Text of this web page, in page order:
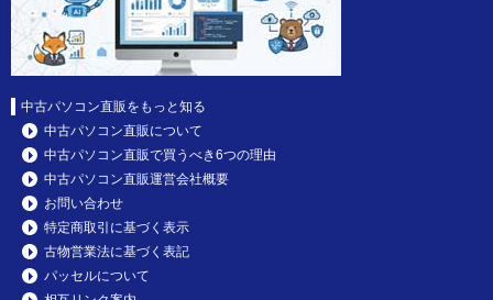
中古パソコン直販をもっと知る
中古パソコン直販について
中古パソコン直販で買うべき6つの理由
中古パソコン直販運営会社概要
お問い合わせ
特定商取引に基づく表示
古物営業法に基づく表記
パッセルについて